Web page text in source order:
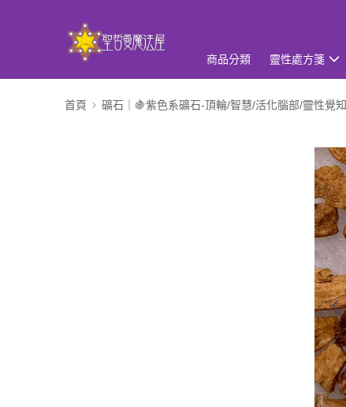
商品分類 靈性處方箋
首頁 礦石｜🍇紫色系礦石-頂輪/智慧/活化腦部/靈性覺知